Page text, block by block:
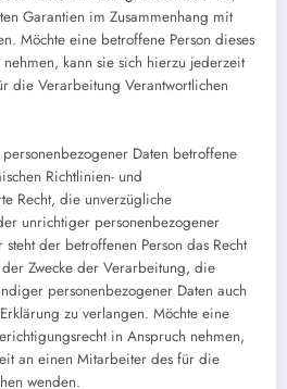
Garantien im Zusammenhang mit
Möchte eine betroffene Person dieses
kann sie sich hierzu jederzeit
die Verarbeitung Verantwortlichen
Daten betroffene
Richtlinien- und
Recht, die unverzügliche
unrichtiger personenbezogener
der betroffenen Person das Recht
Zwecke der Verarbeitung, die
personenbezogener Daten auch
zu verlangen. Möchte eine
in Anspruch nehmen,
an einen Mitarbeiter des für die
wenden.